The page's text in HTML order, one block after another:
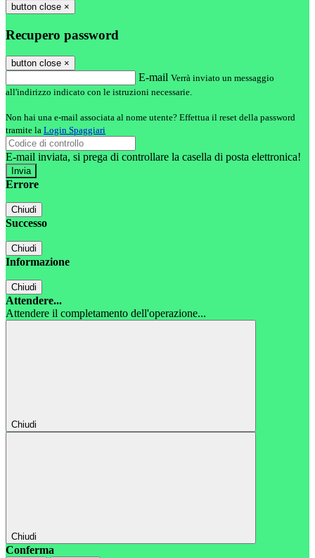
button close ×
Recupero password
button close ×
E-mail Verrà inviato un messaggio
all'indirizzo indicato con le istruzioni necessarie.
Non hai una e-mail associata al nome utente? Effettua il reset della password
tramite la Login Spaggiari
E-mail inviata, si prega di controllare la casella di posta elettronica!
Errore
Chiudi
Successo
Chiudi
Informazione
Chiudi
Attendere...
Attendere il completamento dell'operazione...
Chiudi
Chiudi
Conferma